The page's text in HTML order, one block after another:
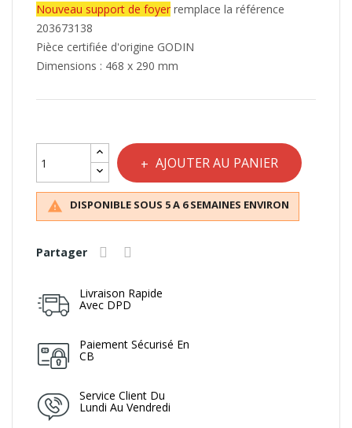
Nouveau support de foyer remplace la référence
203673138
Pièce certifiée d'origine GODIN
Dimensions : 468 x 290 mm
AJOUTER AU PANIER
 DISPONIBLE SOUS 5 A 6 SEMAINES ENVIRON
Partager
Livraison Rapide
Avec DPD
Paiement Sécurisé En
CB
Service Client Du
Lundi Au Vendredi